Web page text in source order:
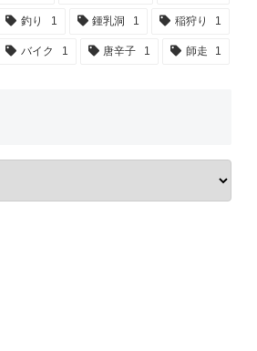
釣り 1 鍾乳洞 1 稲狩り 1
バイク 1 唐辛子 1 師走 1